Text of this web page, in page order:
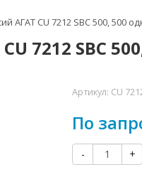
АГАТ CU 7212 SBС 500, 500
7212 SBС
Артикул: CU
По
- +